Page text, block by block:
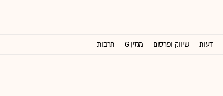
דעות שיווק ופרסום מגזין G תרבות